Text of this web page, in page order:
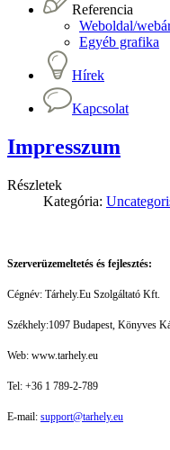
Referencia
Weboldal/
Egyéb grafika
Hírek
Kapcsolat
Impresszum
Részletek
Kategória:
Szerverüzemeltetés és fejlesztés:
Cégnév: Tárhely.Eu Szolgáltató Kft.
Székhely:1097 Budapest, Könyves
Web: www.tarhely.eu
Tel: +36 1 789-2-789
E-mail: support@tarhely.eu